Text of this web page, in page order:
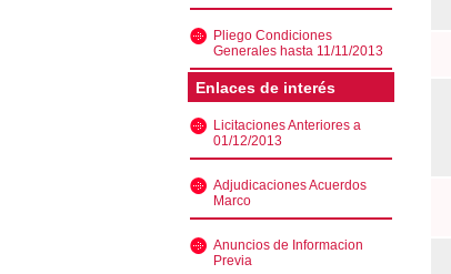
Pliego Condiciones
Generales hasta 11/11/2013
Enlaces de interés
Licitaciones Anteriores a
01/12/2013
Adjudicaciones Acuerdos
Marco
Anuncios de Informacion
Previa